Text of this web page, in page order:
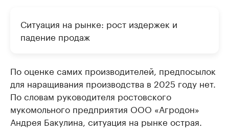
Ситуация на рынке: рост издержек и
падение продаж
По оценке самих производителей, предпосылок
для наращивания производства в 2025 году нет.
По словам руководителя ростовского
мукомольного предприятия ООО «Агродон»
Андрея Бакулина, ситуация на рынке острая.